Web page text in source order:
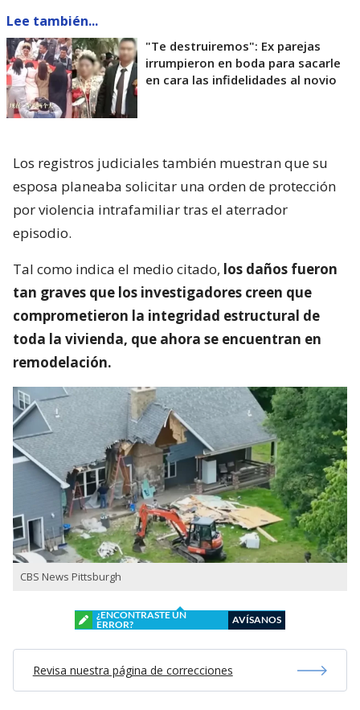
Lee también...
"Te destruiremos": Ex parejas
irrumpieron en boda para sacarle
en cara las infidelidades al novio
Los registros judiciales también muestran que su
esposa planeaba solicitar una orden de protección
por violencia intrafamiliar tras el aterrador
episodio.
Tal como indica el medio citado, los daños fueron
tan graves que los investigadores creen que
comprometieron la integridad estructural de
toda la vivienda, que ahora se encuentran en
remodelación.
CBS News Pittsburgh
¿ENCONTRASTE UN
ERROR?
AVÍSANOS
Revisa nuestra página de correcciones